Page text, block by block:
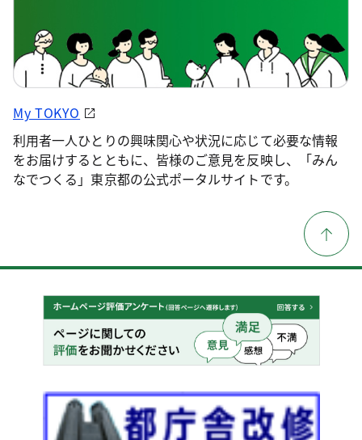
My TOKYO
利用者一人ひとりの興味関心や状況に応じて必要な情報
をお届けするとともに、皆様のご意見を反映し、「みん
なでつくる」東京都の公式ポータルサイトです。